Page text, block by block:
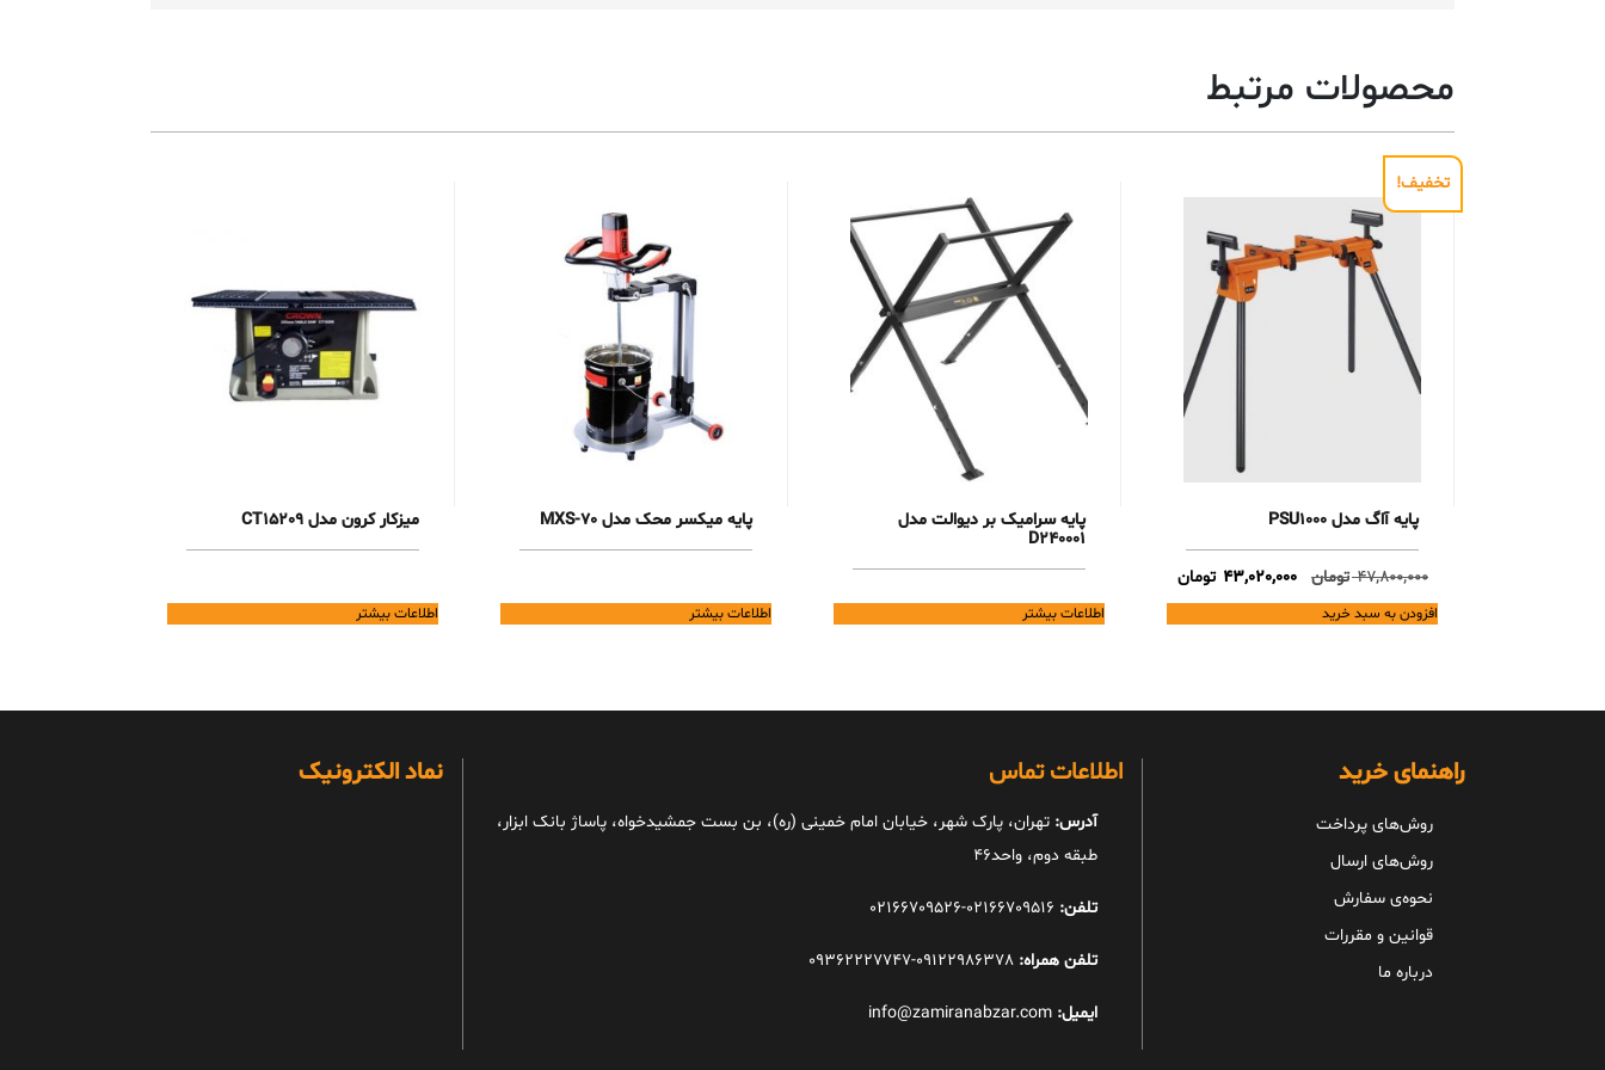
محصولات مرتبط
تخفیف!
پایه آاگ مدل PSU1000
47,800,000 تومان
Original
price
was:
43,020,000 تومانCurrent
price
is:
افزودن به سبد خرید
پایه سرامیک بر دیوالت مدل
D240001
اطلاعات بیشتر
پایه میکسر محک مدل MXS-70
اطلاعات بیشتر
میزکار کرون مدل CT15209
اطلاعات بیشتر
راهنمای خرید
روش‌های پرداخت
روش‌های ارسال
نحوه‌ی سفارش
قوانین و مقررات
درباره ما
اطلاعات تماس
آدرس: تهران، پارک شهر، خیابان امام خمینی (ره)، بن بست جمشیدخواه، پاساژ بانک ابزار،
طبقه دوم، واحد46
تلفن:
تلفن همراه: 09122986378-09362227747
ایمیل:
نماد الکترونیک